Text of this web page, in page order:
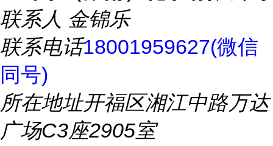
联系人 金锦乐
联系电话18001959627(微信
同号)
所在地址开福区湘江中路万达
广场C3座2905室